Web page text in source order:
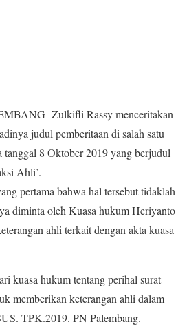
Zulkifli Rassy menceritakan
judul pemberitaan di salah satu
tanggal 8 Oktober 2019 yang berjudul
Ahli’.
pertama bahwa hal tersebut tidaklah
diminta oleh Kuasa hukum Heriyanto
ahli terkait dengan akta kuasa
kuasa hukum tentang perihal surat
memberikan keterangan ahli dalam
TPK.2019. PN Palembang.